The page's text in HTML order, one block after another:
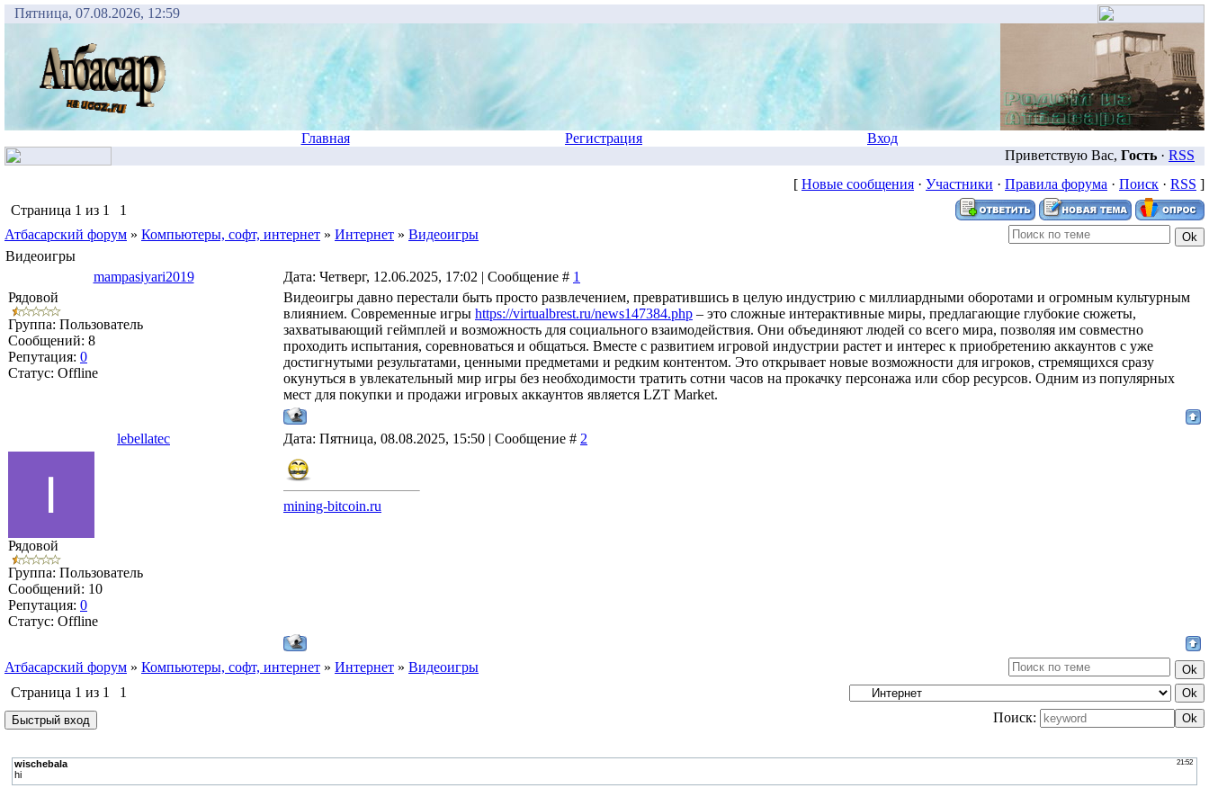
Пятница, 07.08.2026, 12:59
Главная Регистрация
Вход
Приветствую Вас, Гость · RSS
[ Новые сообщения · Участники · Правила форума · Поиск · RSS ]
Страница 1 из 1
1
Атбасарский форум » Компьютеры, софт, интернет » Интернет » Видеоигры
Видеоигры
mampasiyari2019
Дата: Четверг, 12.06.2025, 17:02 | Сообщение # 1
Рядовой
Группа: Пользователь
Сообщений: 8
Репутация: 0
Статус: Offline
Видеоигры давно перестали быть просто развлечением, превратившись в целую индустрию с миллиардными оборотами и огромным культурным
влиянием. Современные игры https://virtualbrest.ru/news147384.php – это сложные интерактивные миры, предлагающие глубокие сюжеты,
захватывающий геймплей и возможность для социального взаимодействия. Они объединяют людей со всего мира, позволяя им совместно
проходить испытания, соревноваться и общаться. Вместе с развитием игровой индустрии растет и интерес к приобретению аккаунтов с уже
достигнутыми результатами, ценными предметами и редким контентом. Это открывает новые возможности для игроков, стремящихся сразу
окунуться в увлекательный мир игры без необходимости тратить сотни часов на прокачку персонажа или сбор ресурсов. Одним из популярных
мест для покупки и продажи игровых аккаунтов является LZT Market.
lebellatec Дата: Пятница, 08.08.2025, 15:50 | Сообщение # 2
Рядовой
Группа: Пользователь
Сообщений: 10
Репутация: 0
Статус: Offline
mining-bitcoin.ru
Атбасарский форум » Компьютеры, софт, интернет » Интернет » Видеоигры
Страница 1 из 1
1
Поиск: